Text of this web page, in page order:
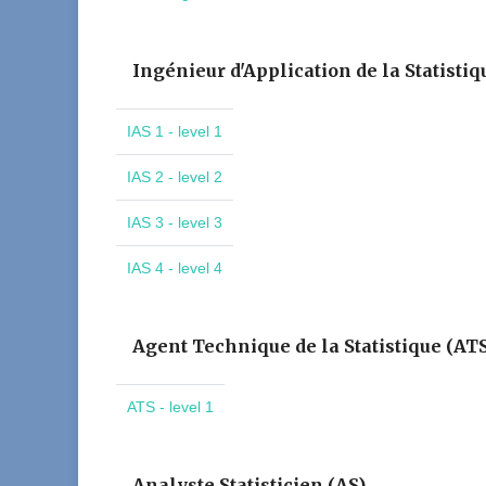
Ingénieur d'Application de la
IAS 1 - level 1
IAS 2 - level 2
IAS 3 - level 3
IAS 4 - level 4
Agent Technique de la Statistique
ATS - level 1